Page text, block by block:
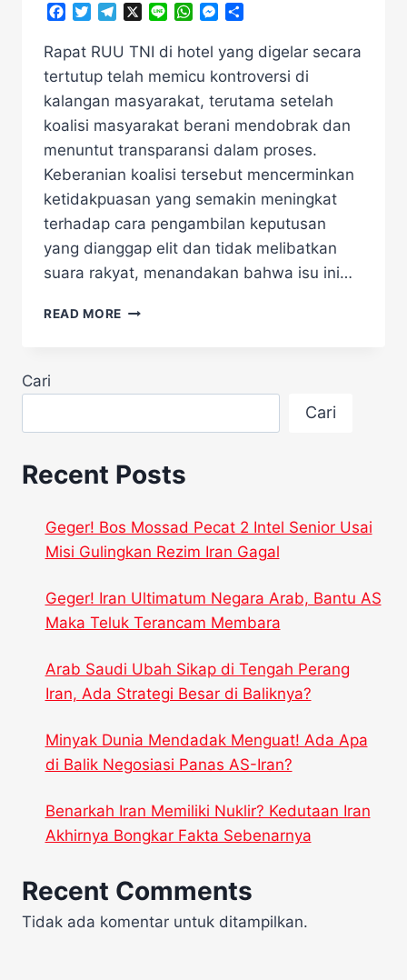
Facebook
TwitterTelegramLine WhatsAppMessenger
Rapat RUU TNI di hotel yang digelar secara
tertutup telah memicu kontroversi di
kalangan masyarakat, terutama setelah
koalisi masyarakat berani mendobrak dan
menuntut transparansi dalam proses.
Keberanian koalisi tersebut mencerminkan
ketidakpuasan yang semakin meningkat
terhadap cara pengambilan keputusan
yang dianggap elit dan tidak melibatkan
suara rakyat, menandakan bahwa isu ini…
READ MORE RAPAT
MASYARAKAT
NEKAT
Cari
Cari
Recent Posts
Geger! Bos Mossad Pecat 2 Intel Senior Usai
Misi Gulingkan Rezim Iran Gagal
Geger! Iran Ultimatum Negara Arab, Bantu AS
Maka Teluk Terancam Membara
Arab Saudi Ubah Sikap di Tengah Perang
Iran, Ada Strategi Besar di Baliknya?
Minyak Dunia Mendadak Menguat! Ada Apa
di Balik Negosiasi Panas AS-Iran?
Benarkah Iran Memiliki Nuklir? Kedutaan Iran
Akhirnya Bongkar Fakta Sebenarnya
Recent Comments
Tidak ada komentar untuk ditampilkan.